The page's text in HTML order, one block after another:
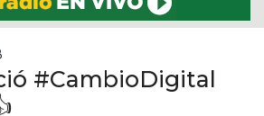
#CambioDigital